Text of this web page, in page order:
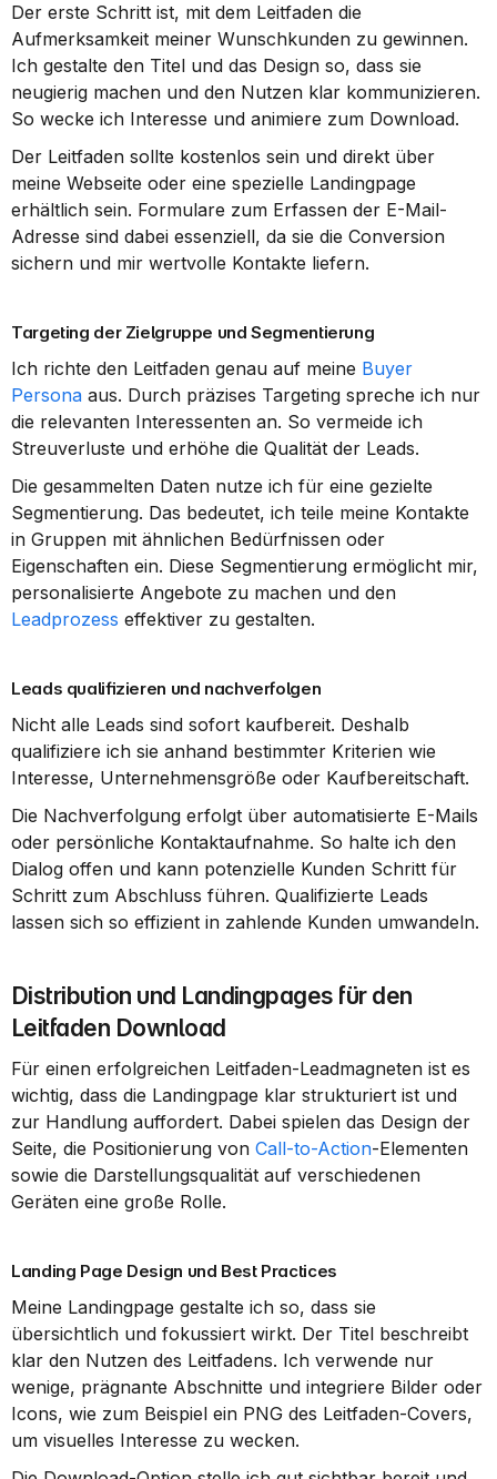
Der erste Schritt ist, mit dem Leitfaden die
Aufmerksamkeit meiner Wunschkunden zu gewinnen.
Ich gestalte den Titel und das Design so, dass sie
neugierig machen und den Nutzen klar kommunizieren.
So wecke ich Interesse und animiere zum Download.
Der Leitfaden sollte kostenlos sein und direkt über
meine Webseite oder eine spezielle Landingpage
erhältlich sein. Formulare zum Erfassen der E-Mail-
Adresse sind dabei essenziell, da sie die Conversion
sichern und mir wertvolle Kontakte liefern.
Targeting der Zielgruppe und Segmentierung
Ich richte den Leitfaden genau auf meine Buyer
Persona aus. Durch präzises Targeting spreche ich nur
die relevanten Interessenten an. So vermeide ich
Streuverluste und erhöhe die Qualität der Leads.
Die gesammelten Daten nutze ich für eine gezielte
Segmentierung. Das bedeutet, ich teile meine Kontakte
in Gruppen mit ähnlichen Bedürfnissen oder
Eigenschaften ein. Diese Segmentierung ermöglicht mir,
Leadprozess effektiver zu gestalten.
Leads qualifizieren und nachverfolgen
Nicht alle Leads sind sofort kaufbereit. Deshalb
qualifiziere ich sie anhand bestimmter Kriterien wie
Interesse, Unternehmensgröße oder Kaufbereitschaft.
Die Nachverfolgung erfolgt über automatisierte E-Mails
oder persönliche Kontaktaufnahme. So halte ich den
Dialog offen und kann potenzielle Kunden Schritt für
Schritt zum Abschluss führen. Qualifizierte Leads
lassen sich so effizient in zahlende Kunden umwandeln.
Distribution und Landingpages für den
Leitfaden Download
Für einen erfolgreichen Leitfaden-Leadmagneten ist es
wichtig, dass die Landingpage klar strukturiert ist und
zur Handlung auffordert. Dabei spielen das Design der
Seite, die Positionierung von Call-to-Action-Elementen
sowie die Darstellungsqualität auf verschiedenen
Geräten eine große Rolle.
Landing Page Design und Best Practices
Meine Landingpage gestalte ich so, dass sie
übersichtlich und fokussiert wirkt. Der Titel beschreibt
klar den Nutzen des Leitfadens. Ich verwende nur
wenige, prägnante Abschnitte und integriere Bilder oder
Icons, wie zum Beispiel ein PNG des Leitfaden-Covers,
um visuelles Interesse zu wecken.